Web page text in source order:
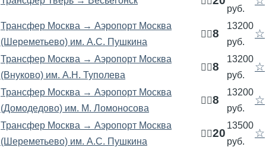
руб.
Трансфер Москва → Аэропорт Москва
(Шереметьево) им. А.С. Пушкина
🧍‍♂️8
13200
руб.
☆
Трансфер Москва → Аэропорт Москва
(Внуково) им. А.Н. Туполева
🧍‍♂️8
13200
руб.
☆
Трансфер Москва → Аэропорт Москва
(Домодедово) им. М. Ломоносова
🧍‍♂️8
13200
руб.
☆
Трансфер Москва → Аэропорт Москва
(Шереметьево) им. А.С. Пушкина
🧍‍♂️20
13500
руб.
☆